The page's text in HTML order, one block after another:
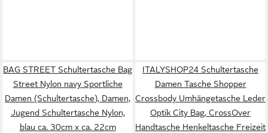
BAG STREET Schultertasche Bag
Street Nylon navy Sportliche
Damen (Schultertasche), Damen,
Jugend Schultertasche Nylon,
blau ca. 30cm x ca. 22cm
ITALYSHOP24 Schultertasche
Damen Tasche Shopper
Crossbody Umhängetasche Leder
Optik City Bag, CrossOver
Handtasche Henkeltasche Freizeit